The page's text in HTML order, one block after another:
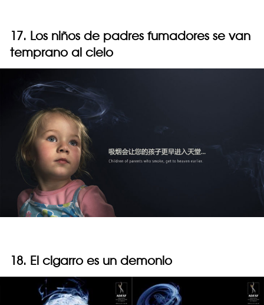
17. Los niños de padres fumadores se van
temprano al cielo
18. El cigarro es un demonio